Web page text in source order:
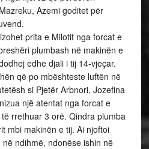
Azemi goditet për
prita e Milotit nga forcat e
plumbash në makinën e
edhe djali i tij 14-vjeçar.
që po mbështeste luftën në
si Pjetër Arbnori, Jozefina
një atentat nga forcat e
rrethuar 3 orë. Qindra plumba
mbi makinën e tij. Ai njoftoi
ndihmë, ndonëse ishin në